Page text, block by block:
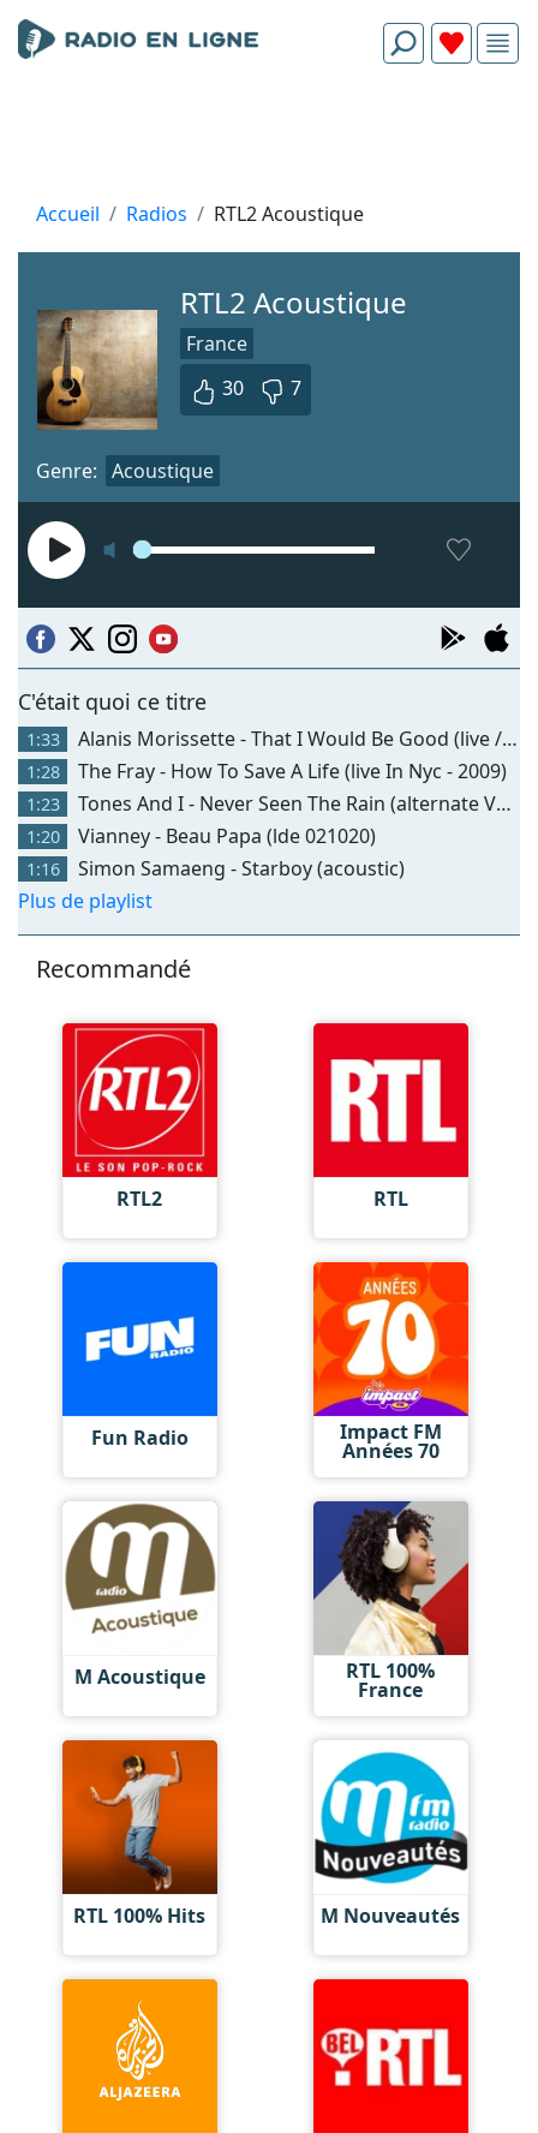
Accueil Radios RTL2 Acoustique
RTL2 Acoustique
France
30
7
Genre: Acoustique
C'était quoi ce titre
1:33 Alanis Morissette - That I Would Be Good (live / Unplugged)
1:28 The Fray - How To Save A Life (live In Nyc - 2009)
1:23 Tones And I - Never Seen The Rain (alternate Version)
1:20 Vianney - Beau Papa (lde 021020)
1:16
Simon Samaeng - Starboy (acoustic)
Plus de playlist
Recommandé
RTL2 RTL
Fun Radio Impact FM
Années 70
M Acoustique RTL 100%
France
RTL 100% Hits M Nouveautés